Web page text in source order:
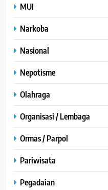
MUI
Narkoba
Nasional
Nepotisme
Olahraga
Organisasi / Lembaga
Ormas / Parpol
Pariwisata
Pegadaian